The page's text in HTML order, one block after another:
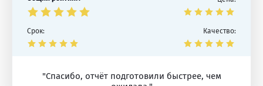
Срок: Качество:
"Спасибо, отчёт подготовили быстрее, чем